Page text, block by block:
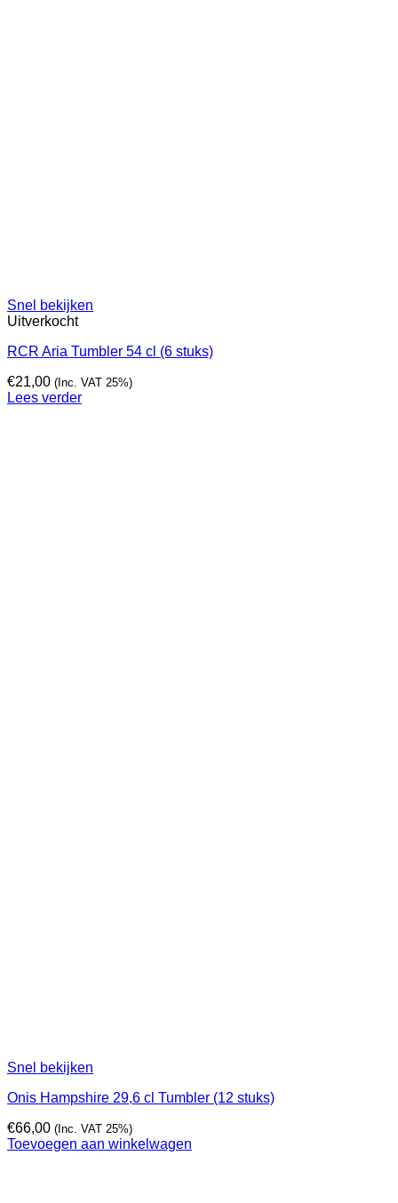
Snel bekijken
Uitverkocht
RCR Aria Tumbler 54 cl (6 stuks)
€21,00 (Inc. VAT 25%)
Lees verder
Snel bekijken
Onis Hampshire 29,6 cl Tumbler (12 stuks)
€66,00 (Inc. VAT 25%)
Toevoegen aan winkelwagen